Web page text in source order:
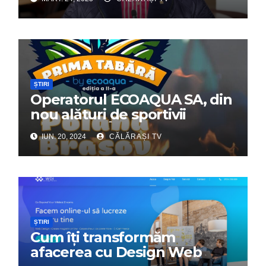
ȘTIRI
Operatorul ECOAQUA SA, din
nou alături de sportivii
călărășeni. Începe „Prima
Tabără”!
IUN. 20, 2024 CĂLĂRAȘI TV
ȘTIRI
Cum îți transformăm
afacerea cu Design Web